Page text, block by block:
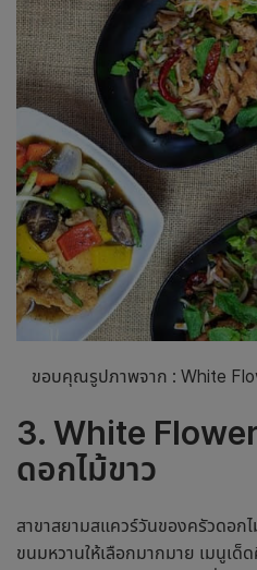
ขอบคุณรูปภาพจาก : White
3. White
ดอกไม้ขาว
สาขาสยามสแควร์วันของครัวดอก
ขนมหวานให้เลือกมากมาย เมนูเด็